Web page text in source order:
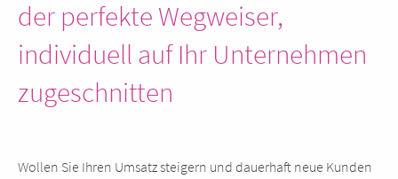
der perfekte Wegweiser,
individuell auf Ihr Unternehmen
zugeschnitten
Wollen Sie Ihren Umsatz steigern und dauerhaft neue Kunden